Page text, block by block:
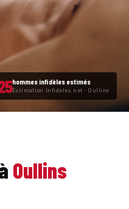
hommes infidèles estimés
Estimation Infideles.net · Oullins
Oullins